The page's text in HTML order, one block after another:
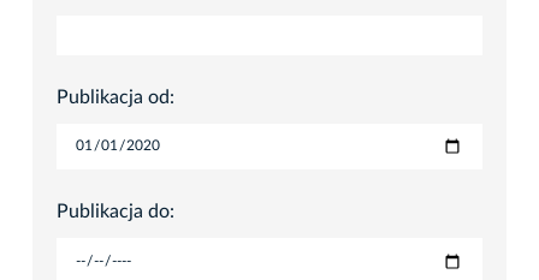
Publikacja od:
Publikacja do: